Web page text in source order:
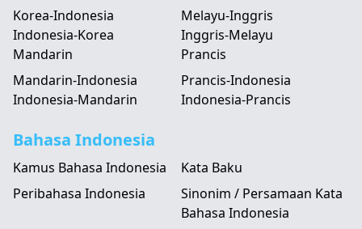
Korea-Indonesia
Indonesia-Korea
Melayu-Inggris
Inggris-Melayu
Mandarin
Mandarin-Indonesia
Indonesia-Mandarin
Prancis
Prancis-Indonesia
Indonesia-Prancis
Bahasa Indonesia
Kamus Bahasa Indonesia
Kata Baku
Peribahasa Indonesia
Sinonim / Persamaan Kata
Bahasa Indonesia